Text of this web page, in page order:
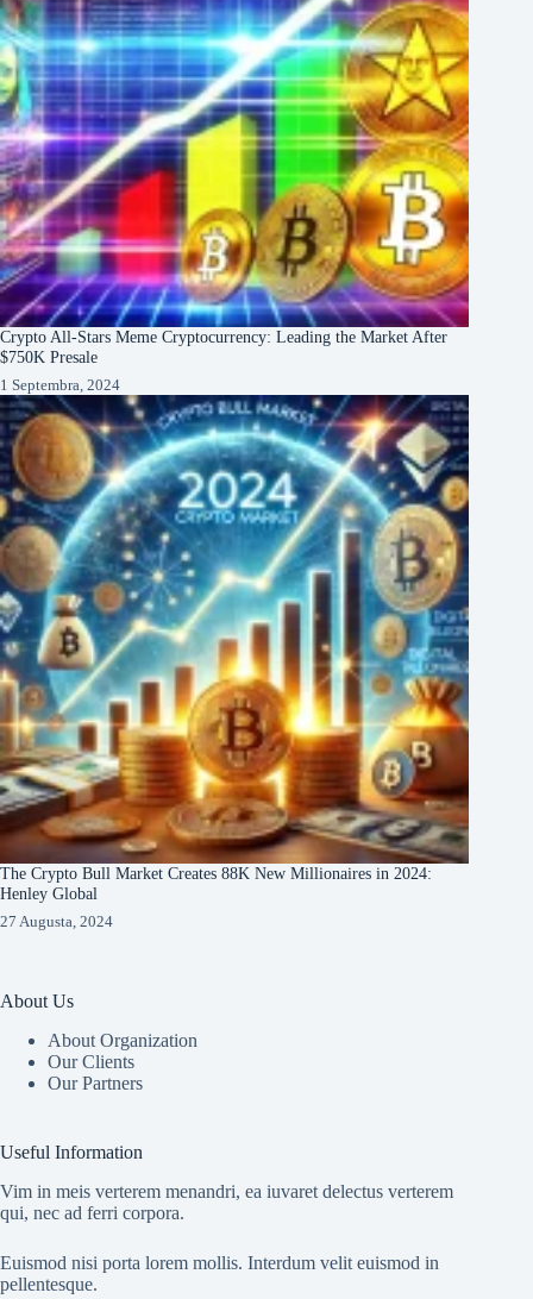
Crypto All-Stars Meme Cryptocurrency: Leading the Market After
$750K Presale
1 Septembra, 2024
The Crypto Bull Market Creates 88K New Millionaires in 2024:
Henley Global
27 Augusta, 2024
About Us
About Organization
Our Clients
Our Partners
Useful Information
Vim in meis verterem menandri, ea iuvaret delectus verterem
qui, nec ad ferri corpora.
Euismod nisi porta lorem mollis. Interdum velit euismod in
pellentesque.